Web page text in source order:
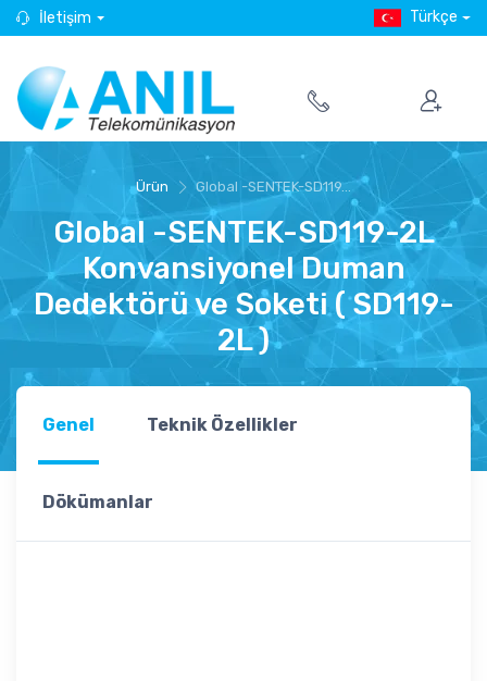
İletişim Türkçe
Ürün Global -SENTEK-SD119...
Global -SENTEK-SD119-2L
Konvansiyonel Duman
Dedektörü ve Soketi ( SD119-
2L )
Genel Teknik Özellikler
Dökümanlar